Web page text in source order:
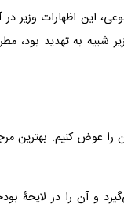
ارقام پیشنهادی دستمزد ۱۴۰۳ گله‌مند بودند و به نوعی، این اظهارات
شبیه به تهدید بود،
را عوض کنیم. بهترین
و آن را در لایحۀ